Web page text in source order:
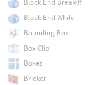
Block End Break-If
Block End While
Bounding Box
Box Clip
Boxes
Bricker